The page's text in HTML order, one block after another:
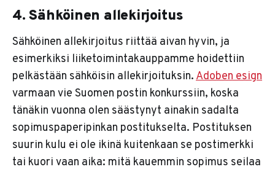
4. Sähköinen allekirjoitus
Sähköinen allekirjoitus riittää aivan hyvin, ja
esimerkiksi liiketoimintakauppamme hoidettiin
pelkästään sähköisin allekirjoituksin.Adoben esign
varmaan vie Suomen postin konkurssiin, koska
tänäkin vuonna olen säästynyt ainakin sadalta
sopimuspaperipinkan postitukselta. Postituksen
suurin kulu ei ole ikinä kuitenkaan se postimerkki
tai kuori vaan aika: mitä kauemmin sopimus seilaa